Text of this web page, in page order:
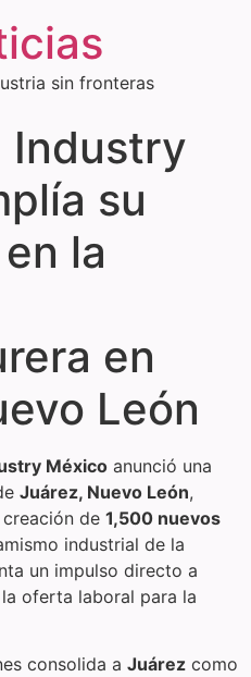
sin fronteras
Industry
su
la
en
León
México anunció una
Juárez, Nuevo León,
de 1,500 nuevos
industrial de la
un impulso directo a
oferta laboral para la
consolida a Juárez como